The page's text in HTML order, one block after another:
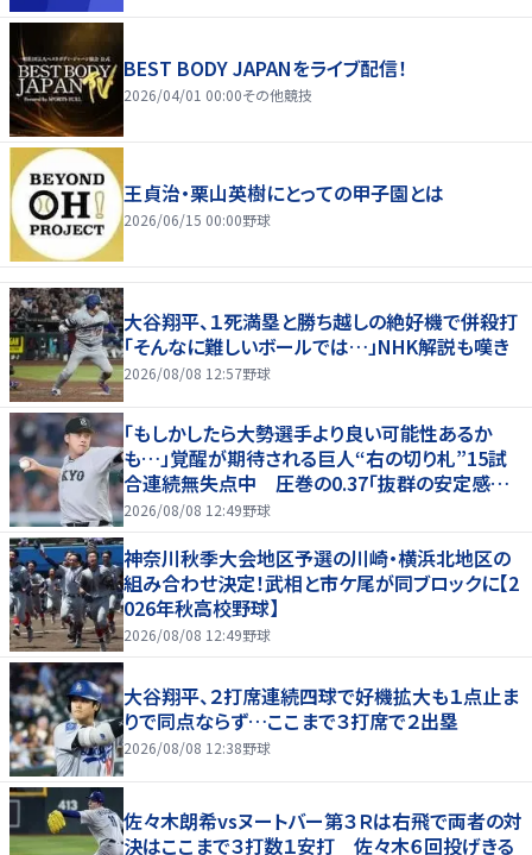
BEST BODY JAPANをライブ配信！
2026/04/01 00:00その他競技
王貞治・栗山英樹にとっての甲子園とは
2026/06/15 00:00野球
大谷翔平、１死満塁と勝ち越しの絶好機で併殺打
「そんなに難しいボールでは…」NHK解説も嘆き
2026/08/08 12:57野球
「もしかしたら大勢選手より良い可能性あるか
も…」覚醒が期待される巨人“右の切り札”15試
合連続無失点中 圧巻の0.37「抜群の安定感を
持っている」
2026/08/08 12:49野球
神奈川秋季大会地区予選の川崎・横浜北地区の
組み合わせ決定！武相と市ケ尾が同ブロックに【2
026年秋高校野球】
2026/08/08 12:49野球
大谷翔平、２打席連続四球で好機拡大も１点止ま
りで同点ならず…ここまで３打席で２出塁
2026/08/08 12:38野球
佐々木朗希vsヌートバー第３Ｒは右飛で両者の対
決はここまで３打数１安打 佐々木６回投げきる